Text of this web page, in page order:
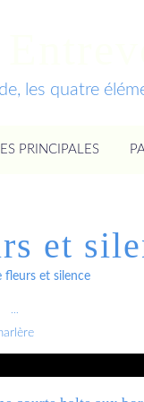
les quatre
PRINCIPALES
et
fleurs et silence